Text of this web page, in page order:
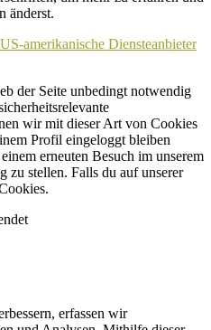
änderst.
amerikanische Diensteanbieter
der Seite unbedingt notwendig
wir mit dieser Art von Cookies
Profil eingeloggt bleiben
erneuten Besuch im unserem
zu stellen. Falls du auf unserer
erfassen wir